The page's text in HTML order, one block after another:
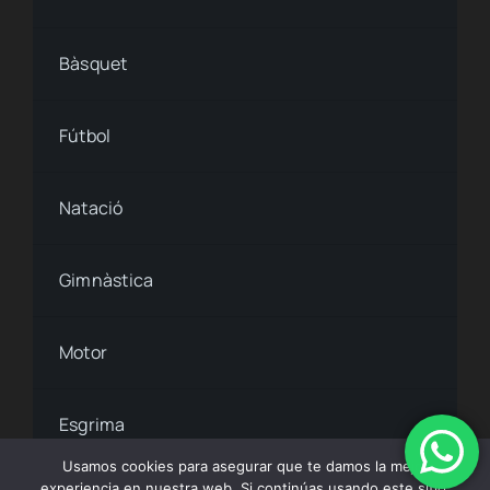
Bàsquet
Fútbol
Natació
Gimnàstica
Motor
Esgrima
Usamos cookies para asegurar que te damos la mejor